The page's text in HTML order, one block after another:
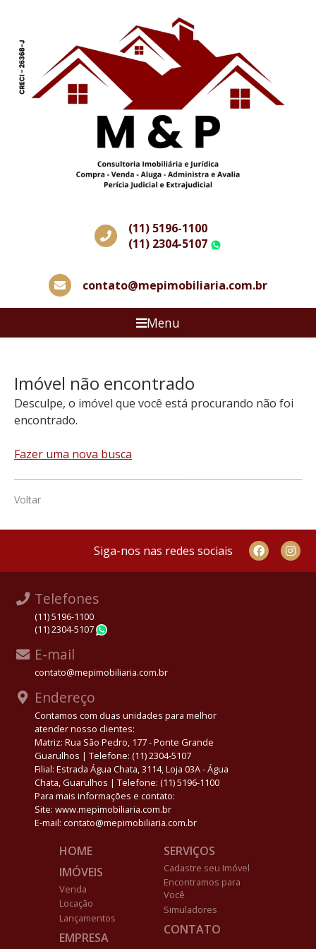
(11) 5196-1100
(11) 2304-5107
contato@mepimobiliaria.com.br
Menu
Imóvel não encontrado
Desculpe, o imóvel que você está procurando não foi
encontrado.
Fazer uma nova busca
Voltar
Siga-nos nas redes sociais
Telefones
(11) 5196-1100
(11) 2304-5107
E-mail
contato@mepimobiliaria.com.br
Endereço
Contamos com duas unidades para melhor
atender nosso clientes:
Matriz: Rua São Pedro, 177 - Ponte Grande
Guarulhos | Telefone: (11) 2304-5107
Filial: Estrada Água Chata, 3114, Loja 03A - Água
Chata, Guarulhos | Telefone: (11) 5196-1100
Para mais informações e contato:
Site: www.mepimobiliaria.com.br
E-mail: contato@mepimobiliaria.com.br
HOME
IMÓVEIS
Venda
Locação
Lançamentos
EMPRESA
SERVIÇOS
Cadastre seu Imóvel
Encontramos para
Você
Simuladores
CONTATO